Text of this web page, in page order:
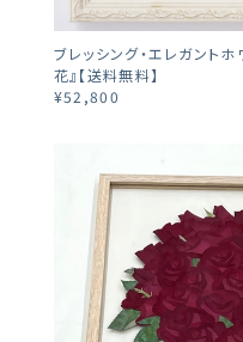
ブレッシング・エレガントホ
花』【送料無料】
¥52,800